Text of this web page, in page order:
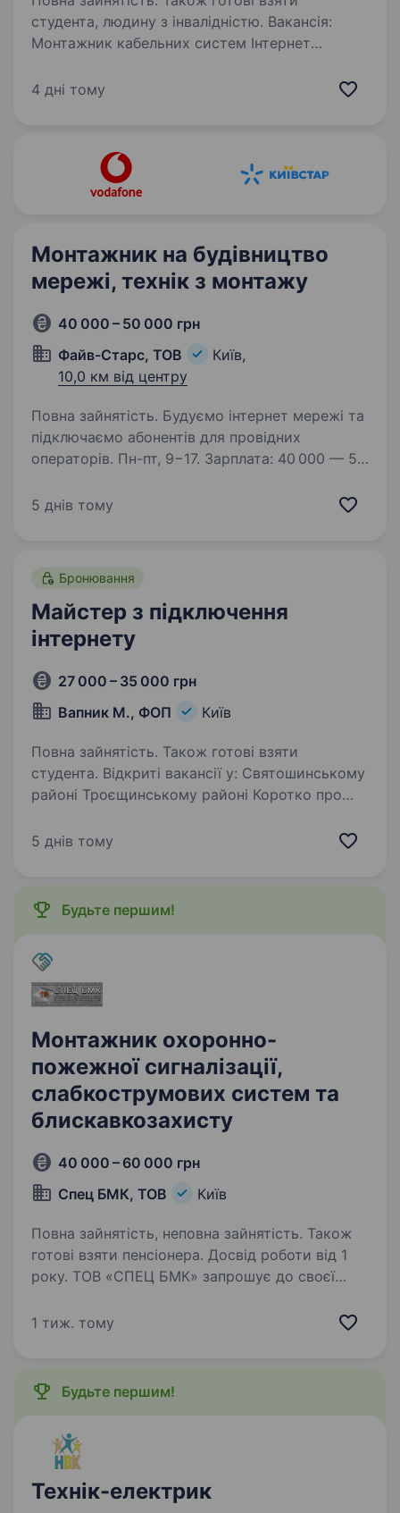
студента, людину з інвалідністю. Вакансія:
Монтажник кабельних систем Інтернет
Основні обов’язки: Допомога фахівцю
абонентів…
4 дні тому
Монтажник на будівництво
мережі, технік з монтажу
40 000 – 50 000 грн
Файв-Старс, ТОВ
Київ,
10,0 км від центру
Повна зайнятість. Будуємо інтернет мережі та
підключаємо абонентів для провідних
операторів. Пн-пт, 9−17. Зарплата: 40 000 — 50
кабелю встановлення оптичних боксів буріння
5 днів тому
Бронювання
Майстер з підключення
інтернету
27 000 – 35 000 грн
Вапник М., ФОП
Київ
Повна зайнятість. Також готові взяти
студента. Відкриті вакансії у: Святошинському
районі Троєщинському районі Коротко про
(навчаємо, заробляєте з 1-го дня стажування).
5 днів тому
Будьте першим!
Монтажник охоронно-
пожежної сигналізації,
слабкострумових систем та
блискавкозахисту
40 000 – 60 000 грн
Спец БМК, ТОВ
Київ
Повна зайнятість, неповна зайнятість. Також
готові взяти пенсіонера. Досвід роботи від 1
року. ТОВ «СПЕЦ БМК» запрошує до своєї
Києві та Київській області: Монтажників
Монтажників…
1 тиж. тому
Будьте першим!
Технік-електрик